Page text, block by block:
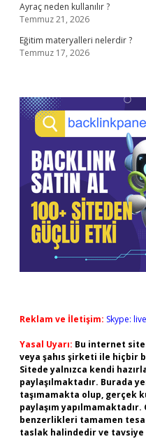
Ayraç neden kullanılır ?
Temmuz 21, 2026
Eğitim materyalleri nelerdir ?
Temmuz 17, 2026
Reklam ve İletişim: Skype:
Yasal Uyarı: Bu internet
veya şahıs şirketi ile hiçbir
Sitede yalnızca kendi
paylaşılmaktadır. Burada
taşımamakta olup, gerçek
paylaşım
benzerlikleri tamamen
taslak halindedir ve